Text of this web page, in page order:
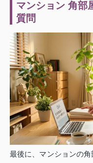
マンション 角部
質問
最後に、マンションの